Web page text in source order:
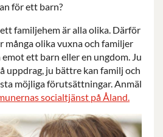
för ett barn?
familjehem är alla olika. Därför
olika vuxna och familjer
ett barn eller en ungdom. Ju
uppdrag, ju bättre kan familj och
möjliga förutsättningar. Anmäl
socialtjänst på Åland.